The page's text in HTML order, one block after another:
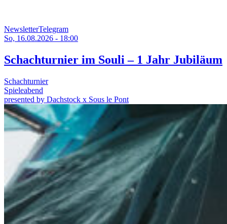
NewsletterTelegram
So, 16.08.2026 - 18:00
Schachturnier im Souli – 1 Jahr Jubiläum
Schachturnier
Spieleabend
presented by Dachstock x Sous le Pont